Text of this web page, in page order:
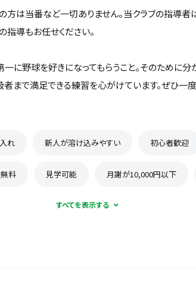
方は当番など一切ありません。当クラブの指導者
指導もお任せください。
に野球を好きになってもらうこと。そのために分
者まで満足できる練習を心がけています。ぜひ一
れ 新人が溶け込みやすい 初心者歓迎
料 見学可能 月謝が10,000円以下
保護者の当番なし